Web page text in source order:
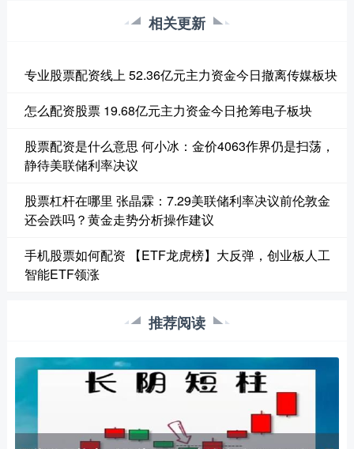
相关更新
专业股票配资线上 52.36亿元主力资金今日撤离传媒板块
怎么配资股票 19.68亿元主力资金今日抢筹电子板块
股票配资是什么意思 何小冰：金价4063作界仍是扫荡，
静待美联储利率决议
股票杠杆在哪里 张晶霖：7.29美联储利率决议前伦敦金
还会跌吗？黄金走势分析操作建议
手机股票如何配资 【ETF龙虎榜】大反弹，创业板人工
智能ETF领涨
推荐阅读